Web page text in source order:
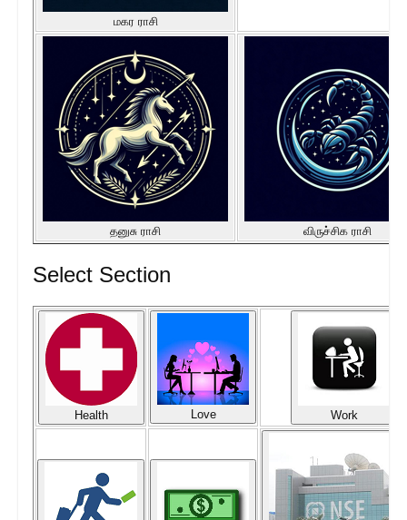
மகர ராசி
தனுசு ராசி விருச்சிக ராசி
Select Section
Health Love Work